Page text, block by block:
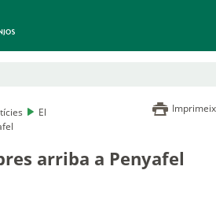
El
Imprimeix
arriba a Penyafel